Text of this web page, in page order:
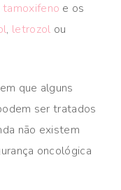
tamoxifeno e os
, letrozol ou
que alguns
ser tratados
não existem
oncológica